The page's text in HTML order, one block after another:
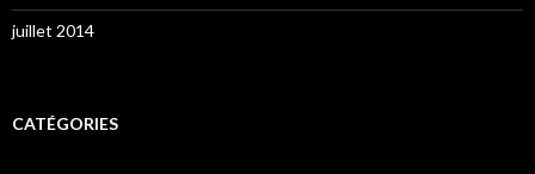
juillet 2014
CATÉGORIES